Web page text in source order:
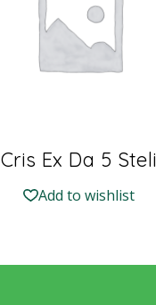
Cris Ex Da 5 Steli
Add to wishlist